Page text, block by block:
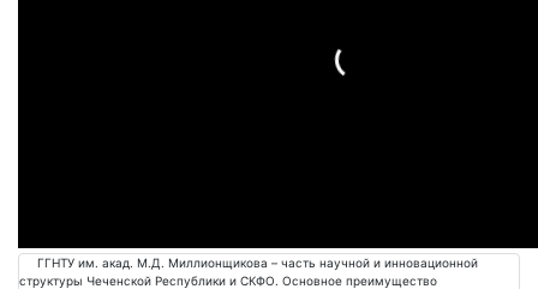
ГГНТУ им. акад. М.Д. Миллионщикова – часть научной и инновационной
структуры Чеченской Республики и СКФО. Основное преимущество